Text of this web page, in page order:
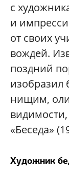
с
и
от своих
вождей.
поздний
нищим,
«Беседа»
Художник